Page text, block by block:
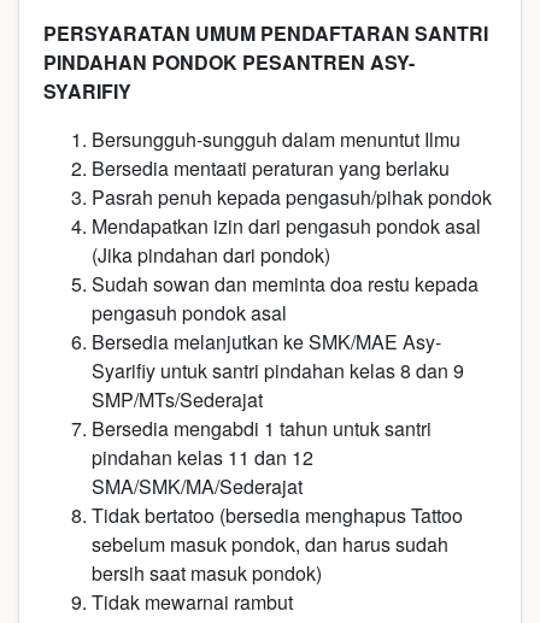
PERSYARATAN UMUM PENDAFTARAN SANTRI
PINDAHAN PONDOK PESANTREN ASY-
SYARIFIY
Bersungguh-sungguh dalam menuntut Ilmu
Bersedia mentaati peraturan yang berlaku
Pasrah penuh kepada pengasuh/pihak pondok
Mendapatkan izin dari pengasuh pondok asal
(Jika pindahan dari pondok)
Sudah sowan dan meminta doa restu kepada
pengasuh pondok asal
Bersedia melanjutkan ke SMK/MAE Asy-
Syarifiy untuk santri pindahan kelas 8 dan 9
SMP/MTs/Sederajat
Bersedia mengabdi 1 tahun untuk santri
pindahan kelas 11 dan 12
SMA/SMK/MA/Sederajat
Tidak bertatoo (bersedia menghapus Tattoo
sebelum masuk pondok, dan harus sudah
bersih saat masuk pondok)
Tidak mewarnai rambut